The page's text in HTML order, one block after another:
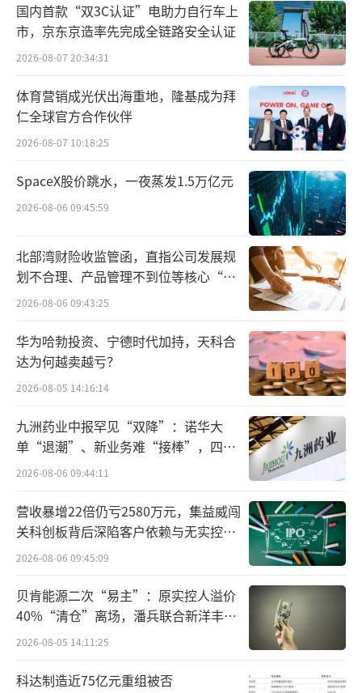
根据通知内容，8月15日，Justin&Julie Fi
tness教练突然接到通知，公司老板及中高层全
公司只剩下南东店（南京东路旗舰店），以及
五名教练。通知表示，Justin&Julie Fitness已
拖欠教练们近两个月的工资（近10W）未发，
财务、人事也已全部突然离职。教练在公告中
表示，“目前找不到任何门路投诉，在开会前
我们甚至连发生了什么都依然不清楚（就是这
么离谱）。”
除被拖欠的近10万员工工资外，Justin&J
ulie Fitness的“失联事件”也引发了大批储值
会员将面临退费难的问题。
国内首款“双3C认证”电助力自行车上
市，京东京造率先完成全链路安全认证
2026-08-07 20:34:31
体育营销成光伏出海重地，隆基成为拜
仁全球官方合作伙伴
2026-08-07 10:18:25
SpaceX股价跳水，一夜蒸发1.5万亿元
2026-08-06 09:45:59
北部湾财险收监管函，直指公司发展规
划不合理、产品管理不到位等核心“痛
点”
2026-08-06 09:43:25
华为哈勃投资、宁德时代加持，天科合
达为何越卖越亏？
2026-08-05 14:16:14
九洲药业中报罕见“双降”：诺华大
单“退潮”、新业务难“接棒”，四大
难关待闯
2026-08-06 09:44:11
营收暴增22倍仍亏2580万元，集益威闯
关科创板背后深陷客户依赖与无实控人
困局
2026-08-06 09:45:09
贝肯能源二次“易主”：原实控人溢价
40%“清仓”离场，潘兵联合新洋丰、
宏科百世拟入主
2026-08-05 14:11:25
科达制造近75亿元重组被否